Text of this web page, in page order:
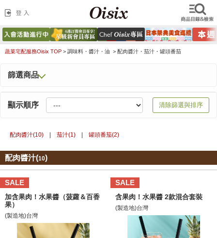
蔬菜宅配服務Oisix TOP > 調味料・醬汁・油 > 配肉醬汁・茄汁・罐頭番茄
篩選商品
顯示順序 清除篩選與排序
配肉醬汁(10) 茄汁(1) 罐頭番茄(2)
配肉醬汁(10)
SALE
加含果肉！水果醬（菠蘿＆百香
果）
(製造地)台灣
SALE
含果肉！水果醬 2款混合套裝
(製造地)台灣